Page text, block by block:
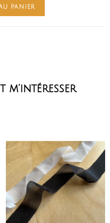
PANIER